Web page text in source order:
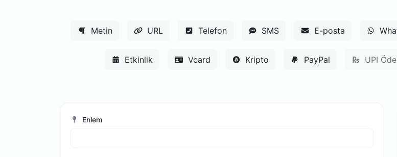
Metin URL Telefon SMS E-posta
Etkinlik Vcard Kripto PayPal UPI
Enlem